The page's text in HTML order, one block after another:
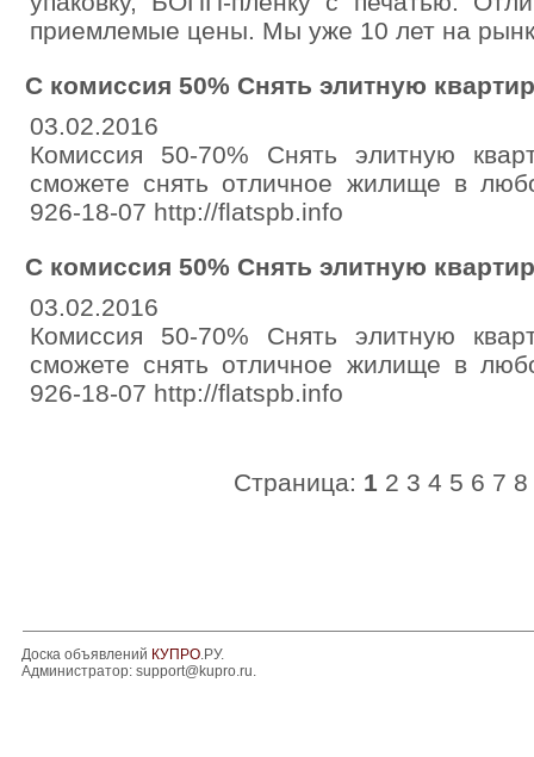
приемлемые цены. Мы уже 10 лет на
С комиссия 50% Снять элитную
03.02.2016
Комиссия 50-70% Снять элитную
сможете снять отличное жилище в
926-18-07 http://flatspb.info
С комиссия 50% Снять элитную
03.02.2016
Комиссия 50-70% Снять элитную
сможете снять отличное жилище в
926-18-07 http://flatspb.info
Страница: 1 2 3 4 5 6 7 8
Доска объявлений КУПРО.РУ.
Администратор: support@kupro.ru.